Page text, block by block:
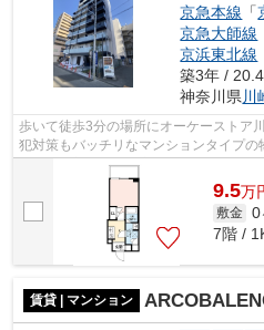
京急本線 「
京急大師線
京浜東北線
築3年 /
神奈川県川
歩いて徒歩3分の場所にオーケーストア
犯対策もバッチリなマンションタイプ
は、落ち着きのある室内が魅力的です。...
9.5万
敷金 0
7階 /
賃貸 | マンション